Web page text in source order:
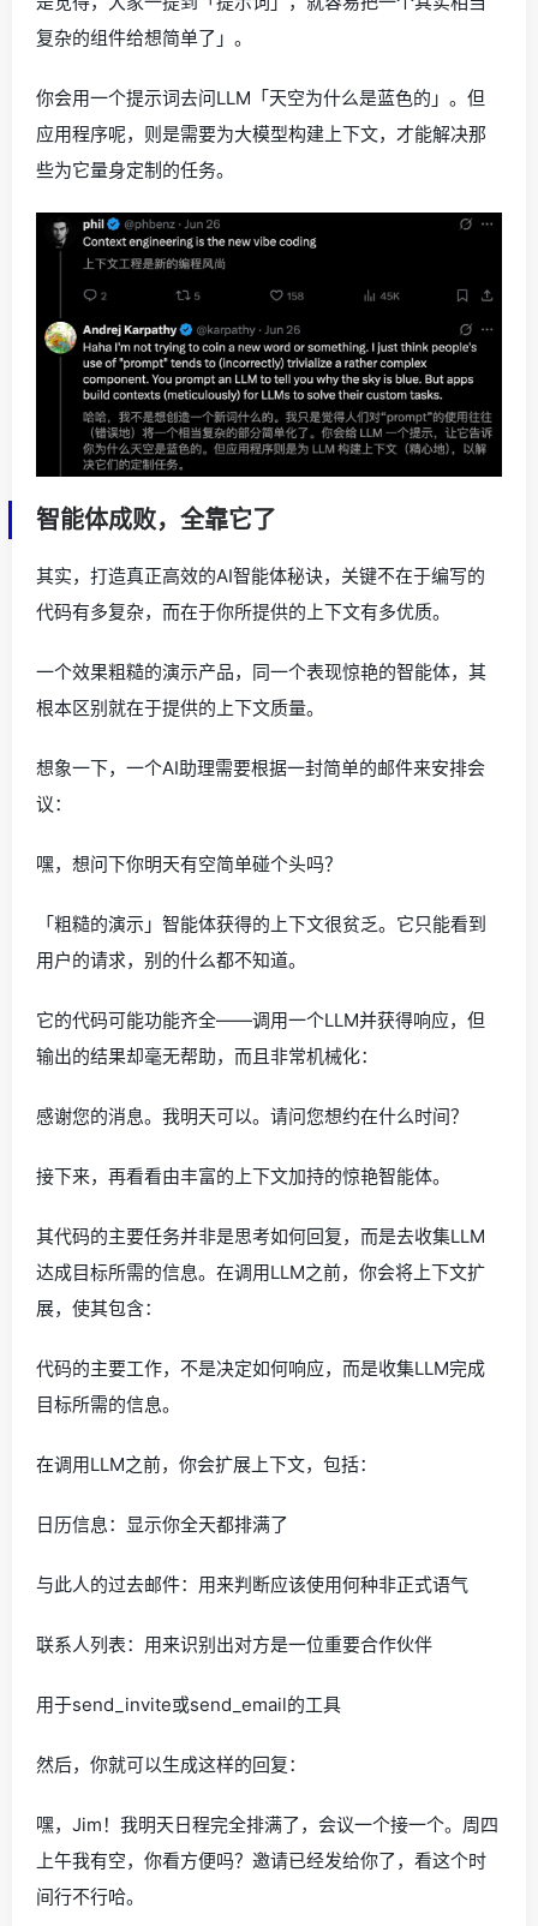
复杂的组件给想简单了」。
你会用一个提示词去问LLM「天空为什么是蓝色的」。但
应用程序呢，则是需要为大模型构建上下文，才能解决那
些为它量身定制的任务。
智能体成败，全靠它了
其实，打造真正高效的AI智能体秘诀，关键不在于编写的
代码有多复杂，而在于你所提供的上下文有多优质。
一个效果粗糙的演示产品，同一个表现惊艳的智能体，其
根本区别就在于提供的上下文质量。
想象一下，一个AI助理需要根据一封简单的邮件来安排会
议：
嘿，想问下你明天有空简单碰个头吗？
「粗糙的演示」智能体获得的上下文很贫乏。它只能看到
用户的请求，别的什么都不知道。
它的代码可能功能齐全——调用一个LLM并获得响应，但
输出的结果却毫无帮助，而且非常机械化：
感谢您的消息。我明天可以。请问您想约在什么时间？
接下来，再看看由丰富的上下文加持的惊艳智能体。
其代码的主要任务并非是思考如何回复，而是去收集LLM
达成目标所需的信息。在调用LLM之前，你会将上下文扩
展，使其包含：
代码的主要工作，不是决定如何响应，而是收集LLM完成
目标所需的信息。
在调用LLM之前，你会扩展上下文，包括：
日历信息：显示你全天都排满了
与此人的过去邮件：用来判断应该使用何种非正式语气
联系人列表：用来识别出对方是一位重要合作伙伴
用于send_invite或send_email的工具
然后，你就可以生成这样的回复：
嘿，Jim！我明天日程完全排满了，会议一个接一个。周四
上午我有空，你看方便吗？邀请已经发给你了，看这个时
间行不行哈。